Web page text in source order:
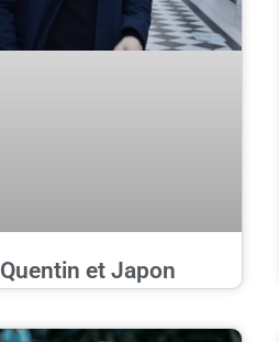
Quentin et Japon